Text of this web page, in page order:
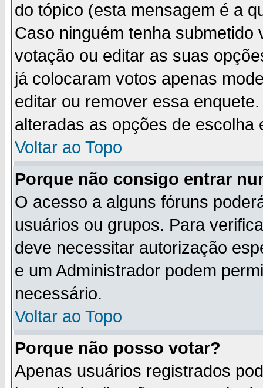
do tópico (esta mensagem é a
Caso ninguém tenha
votação ou editar as suas
já colocaram votos apenas
editar ou remover essa
alteradas as opções de escolha
Voltar ao Topo
Porque não consigo entrar
O acesso a alguns fóruns
usuários ou grupos. Para
deve necessitar autorização
e um Administrador podem
necessário.
Voltar ao Topo
Porque não posso votar?
Apenas usuários registrados